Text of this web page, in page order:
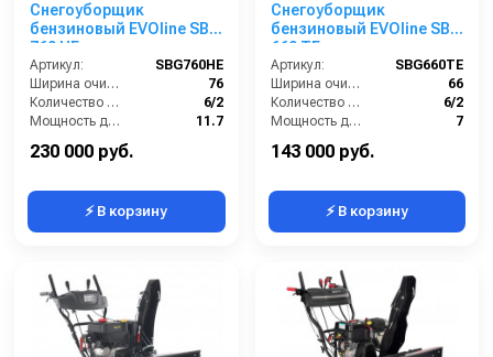
Снегоуборщик
бензиновый EVOline SBG
760 HE
Артикул:
SBG760HE
Ширина очистки (см):
76
Количество скоростей (вперед/назад):
6/2
Мощность двигателя (лс):
11.7
230 000 руб.
⚡ В корзину
Снегоуборщик
бензиновый EVOline SBG
660 TE
Артикул:
SBG660TE
Ширина очистки (см):
66
Количество скоростей (вперед/назад):
6/2
Мощность двигателя (лс):
7
143 000 руб.
⚡ В корзину